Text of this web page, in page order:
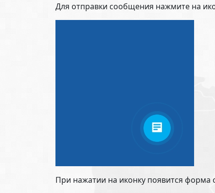
Для отправки сообщения нажмите на
При нажатии на иконку появится форма